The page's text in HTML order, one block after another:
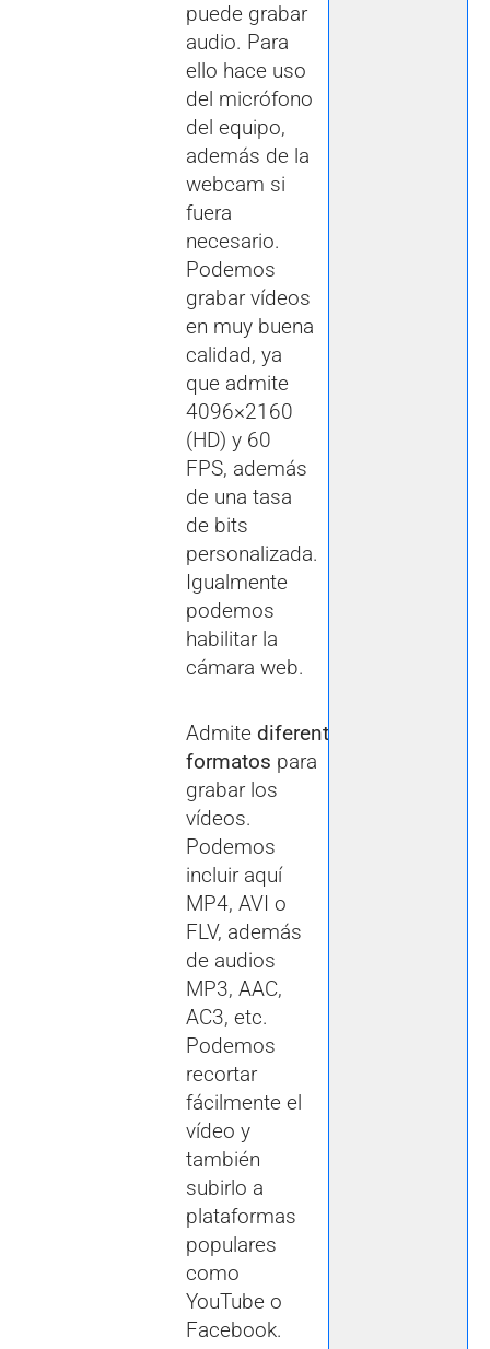
puede grabar
audio. Para
ello hace uso
del micrófono
del equipo,
además de la
webcam si
fuera
necesario.
Podemos
grabar vídeos
en muy buena
calidad, ya
que admite
4096×2160
(HD) y 60
FPS, además
de una tasa
de bits
personalizada.
Igualmente
podemos
habilitar la
cámara web.
Admite diferentes
formatos para
grabar los
vídeos.
Podemos
incluir aquí
MP4, AVI o
FLV, además
de audios
MP3, AAC,
AC3, etc.
Podemos
recortar
fácilmente el
vídeo y
también
subirlo a
plataformas
populares
como
YouTube o
Facebook.